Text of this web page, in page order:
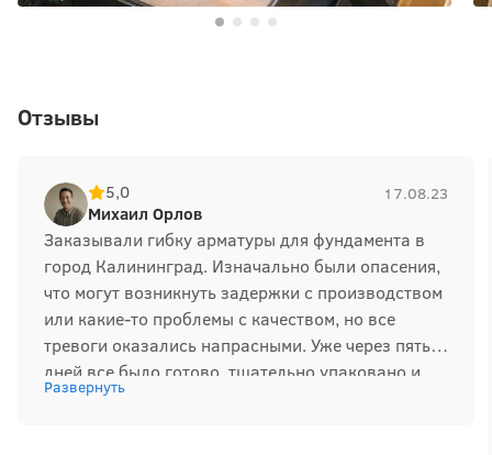
Отзывы
5,0
Михаил Орлов
17.08.23
Заказывали гибку арматуры для фундамента в
город Калининград. Изначально были опасения,
что могут возникнуть задержки с производством
или какие-то проблемы с качеством, но все
тревоги оказались напрасными. Уже через пять
дней все было готово, тщательно упаковано и
доставлено в целости и сохранности. Очень
Развернуть